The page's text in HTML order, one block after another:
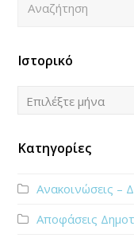
Ιστορικό
Ιστορικό
Επιλέξτε μήνα
Κατηγορίες
Ανακοινώσεις –
Αποφάσεις